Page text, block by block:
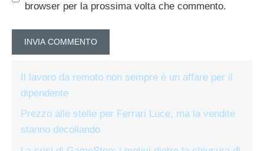
browser per la prossima volta che commento.
Il lavoro da remoto non sempre è un affare per il
dipendente
Prezzo alle stelle per Ferrari Luce, ma la vendite
stanno decollando